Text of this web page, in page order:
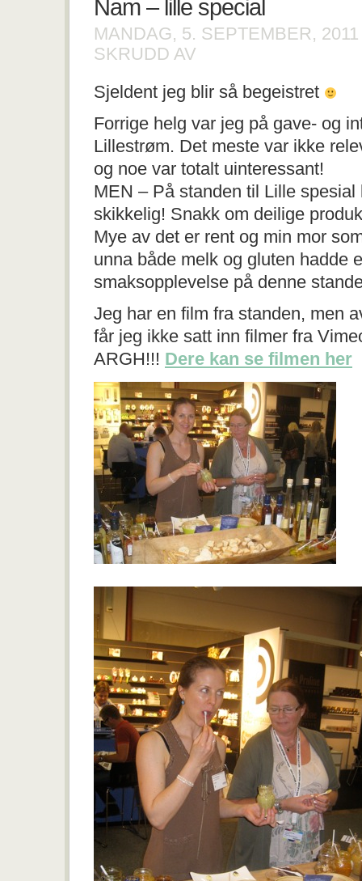
Nam – lille special
MANDAG, 5. SEPTEMBER,
SKRUDD AV
LILLE
SPECIAL
Sjeldent jeg blir så begeistret
Forrige helg var jeg på gave- og
Lillestrøm. Det meste var ikke
og noe var totalt uinteressant!
MEN – På standen til Lille spesial
skikkelig! Snakk om deilige
Mye av det er rent og min mor
unna både melk og gluten hadde
smaksopplevelse på denne
Jeg har en film fra standen, men
får jeg ikke satt inn filmer fra
ARGH!!! Dere kan se filmen her